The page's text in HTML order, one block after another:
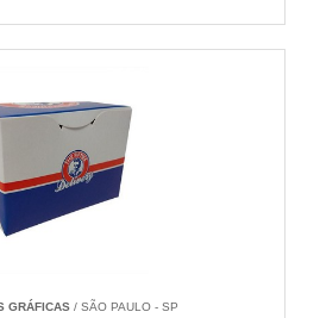
GRÁFICAS/ SÃO PAULO - SP